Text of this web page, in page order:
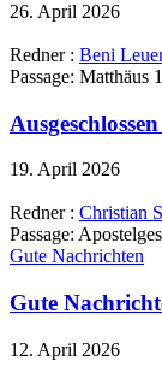
26. April 2026
Redner : Beni
Passage: Matthäus
19. April 2026
Redner : Christian
Passage:
Gute Nachrichten
Gute
12. April 2026